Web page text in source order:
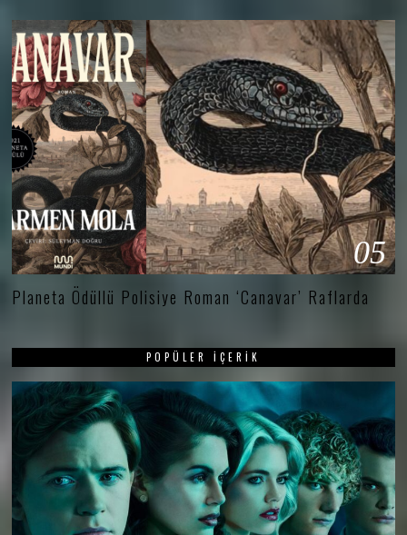
05
Planeta Ödüllü Polisiye Roman ‘Canavar’ Raflarda
POPÜLER İÇERIK